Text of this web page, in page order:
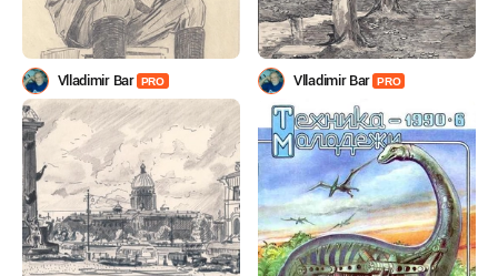
Vlladimir Bar PRO Vlladimir Bar PRO